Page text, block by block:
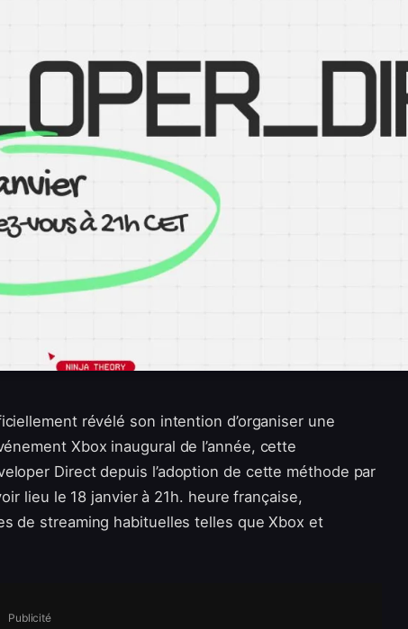
révélé son intention d’organiser une
Xbox inaugural de l’année, cette
Direct depuis l’adoption de cette méthode par
lieu le 18 janvier à 21h. heure française,
de streaming habituelles telles que Xbox et
Publicité